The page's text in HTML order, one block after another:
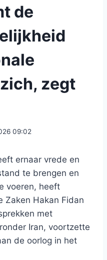
de
zegt
09:02
ernaar vrede en
te brengen en
voeren, heeft
Zaken Hakan Fidan
met
Iran, voortzette
de oorlog in het